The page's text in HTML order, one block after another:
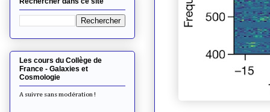
Les cours du Collège de
France - Galaxies et
Cosmologie
A suivre sans modération !